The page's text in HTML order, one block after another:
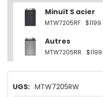
Minuit S acier
MTW7205RF
Autres
MTW7205RR
UGS: MTW7205RW